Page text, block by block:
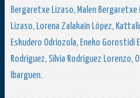
Bergaretxe Lizaso, Malen
Lizaso, Lorena Zalakain López,
Eskudero Odriozola, Eneko Gorostidi
Rodríguez, Silvia Rodríguez
Ibarguen.